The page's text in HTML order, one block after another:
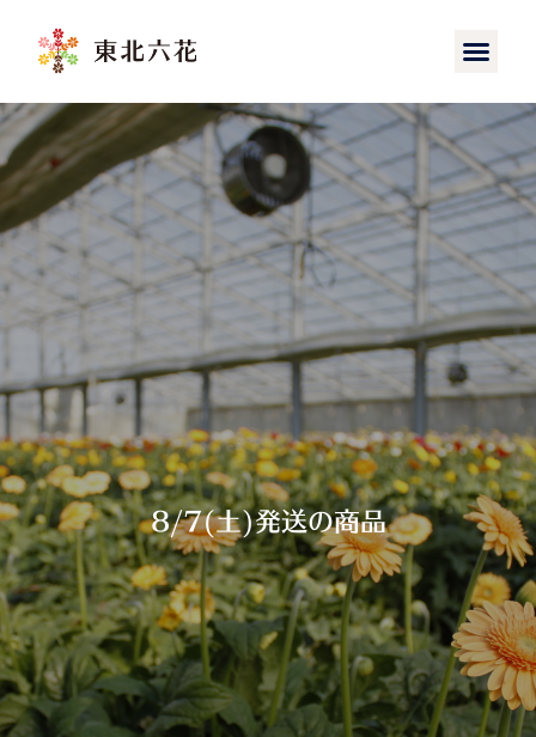
8/7(土)発送の商品